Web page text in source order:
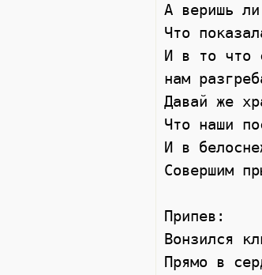
А веришь
Что
И в то что
нам
Давай же
Что наши
И в
Совершим
Припев:
Вонзился
Прямо в